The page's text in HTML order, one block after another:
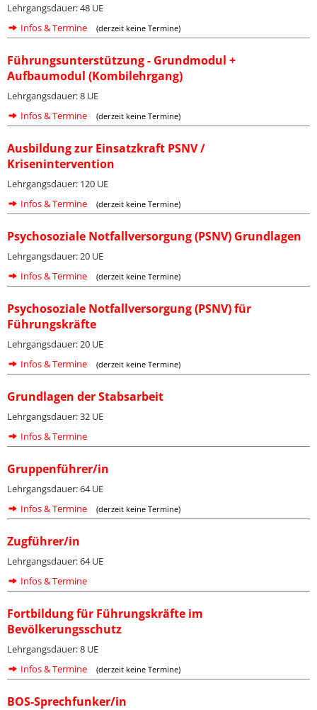
Lehrgangsdauer: 48 UE
Infos & Termine
(derzeit keine Termine)
Führungsunterstützung - Grundmodul +
Aufbaumodul (Kombilehrgang)
Lehrgangsdauer: 8 UE
Infos & Termine
(derzeit keine Termine)
Ausbildung zur Einsatzkraft PSNV /
Krisenintervention
Lehrgangsdauer: 120 UE
Infos & Termine
(derzeit keine Termine)
Psychosoziale Notfallversorgung (PSNV) Grundlagen
Lehrgangsdauer: 20 UE
Infos & Termine
(derzeit keine Termine)
Psychosoziale Notfallversorgung (PSNV) für
Führungskräfte
Lehrgangsdauer: 20 UE
Infos & Termine
(derzeit keine Termine)
Grundlagen der Stabsarbeit
Lehrgangsdauer: 32 UE
Infos & Termine
Gruppenführer/in
Lehrgangsdauer: 64 UE
Infos & Termine
(derzeit keine Termine)
Zugführer/in
Lehrgangsdauer: 64 UE
Infos & Termine
Fortbildung für Führungskräfte im
Bevölkerungsschutz
Lehrgangsdauer: 8 UE
Infos & Termine
(derzeit keine Termine)
BOS-Sprechfunker/in